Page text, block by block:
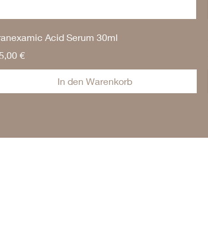
Acid Serum 30ml
€
In den Warenkorb